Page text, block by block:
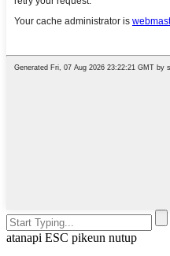
atanapi ESC pikeun nutup